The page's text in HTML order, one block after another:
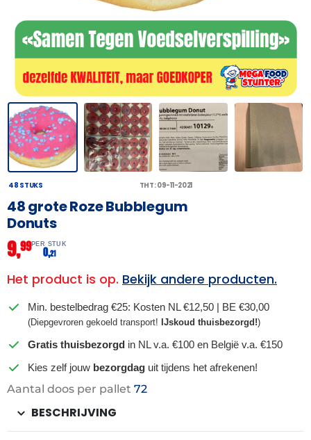
48 STUKS THT: 09-11-2021
48 grote Roze Bubblegum
Donuts
9,99PER STUK
0,21
Het product is op. Bekijk andere producten.
Min. bestelbedrag €25: Kosten NL €12,50 | BE €30,00
(Diepgevroren gekoeld transport! IJskoud thuisbezorgd!)
Gratis thuisbezorgd in NL v.a. €100 en België v.a. €150
Kies zelf jouw bezorgdag uit tijdens het afrekenen!
Aantal doos per pallet 72
BESCHRIJVING